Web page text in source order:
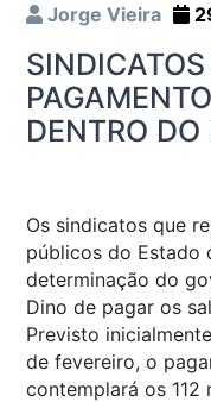
Jorge Vieira
DENTRO DO
Os sindicatos que
públicos do Estado
determinação do
Dino de pagar os
Previsto
de fevereiro, o
contemplará os 112